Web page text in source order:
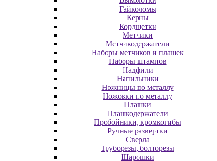
Гайколомы
Керны
Кордщетки
Метчики
Метчикодержатели
Наборы метчиков и плашек
Наборы штампов
Надфили
Напильники
Ножницы по металлу
Ножовки по металлу
Плашки
Плашкодержатели
Пробойники, кромкогибы
Ручные развертки
Сверла
Труборезы, болторезы
Шарошки